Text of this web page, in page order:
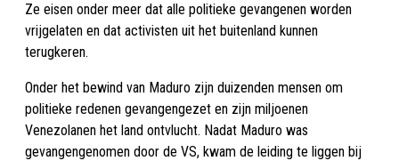
Ze eisen onder meer dat alle politieke gevangenen worden
vrijgelaten en dat activisten uit het buitenland kunnen
terugkeren.
Onder het bewind van Maduro zijn duizenden mensen om
politieke redenen gevangengezet en zijn miljoenen
Venezolanen het land ontvlucht. Nadat Maduro was
gevangengenomen door de VS, kwam de leiding te liggen bij